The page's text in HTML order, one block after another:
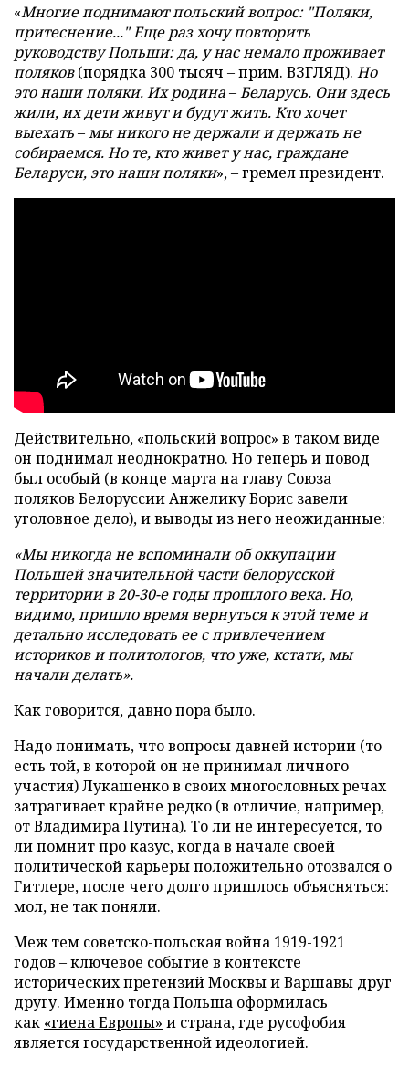
«Многие поднимают польский вопрос: "Поляки,
притеснение..." Еще раз хочу повторить
руководству Польши: да, у нас немало проживает
поляков(порядка 300 тысяч – прим. ВЗГЛЯД). Но
это наши поляки. Их родина–Беларусь. Они здесь
жили, их дети живут и будут жить. Кто хочет
выехать–мы никого не держали и держать не
собираемся. Но те, кто живет у нас, граждане
Беларуси, это наши поляки», – гремел президент.
Действительно, «польский вопрос» в таком виде
он поднимал неоднократно. Но теперь и повод
был особый (в конце марта на главу Союза
поляков Белоруссии Анжелику Борис завели
уголовное дело), и выводы из него неожиданные:
«Мы никогда не вспоминали об оккупации
Польшей значительной части белорусской
территории в 20-30-е годы прошлого века. Но,
видимо, пришло время вернуться к этой теме и
детально исследовать ее с привлечением
историков и политологов, что уже, кстати, мы
начали делать».
Как говорится, давно пора было.
Надо понимать, что вопросы давней истории (то
есть той, в которой он не принимал личного
участия) Лукашенко в своих многословных речах
затрагивает крайне редко (в отличие, например,
от Владимира Путина). То ли не интересуется, то
ли помнит про казус, когда в начале своей
политической карьеры положительно отозвался о
Гитлере, после чего долго пришлось объясняться:
мол, не так поняли.
Меж тем советско-польская война 1919-1921
годов – ключевое событие в контексте
исторических претензий Москвы и Варшавы друг
другу. Именно тогда Польша оформилась
как «гиена Европы» и страна, где русофобия
является государственной идеологией.